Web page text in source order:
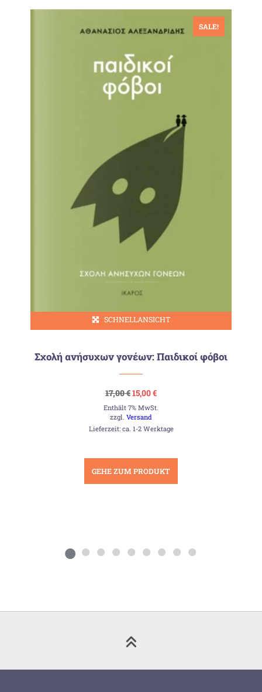
SALE!
SCHNELLANSICHT
Σχολή ανήσυχων γονέων: Παιδικοί φόβοι
17,00€Ursprünglicher
Preis
war:
17,00 €
15,00€Aktueller
ist:
Enthält 7% MwSt.
zzgl.Versand
Lieferzeit: ca. 1-2 Werktage
GEHE ZUM PRODUKT